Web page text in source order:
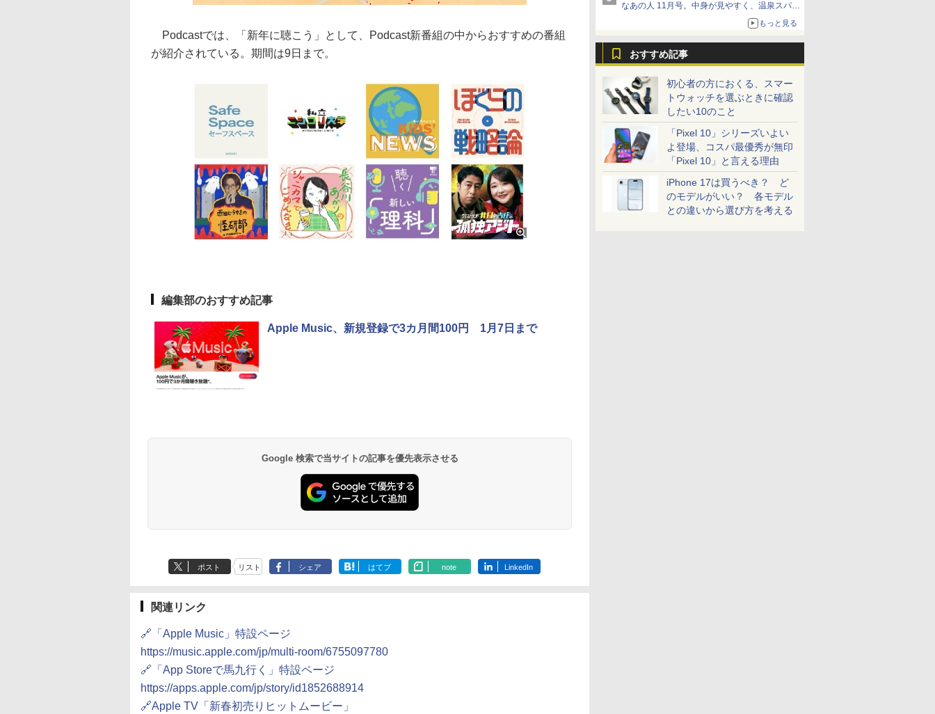
なあの人 11月号。中身が見やすく、温泉スパに
もっと見る
おすすめ記事
初心者の方におくる、スマー
トウォッチを選ぶときに確認
したい10のこと
「Pixel 10」シリーズいよい
よ登場、コスパ最優秀が無印
「Pixel 10」と言える理由
iPhone 17は買うべき？ ど
のモデルがいい？ 各モデル
との違いから選び方を考える
Podcastでは、「新年に聴こう」として、Podcast新番組の中からおすすめの番組
が紹介されている。期間は9日まで。
編集部のおすすめ記事
Apple Music、新規登録で3カ月間100円 1月7日まで
Google 検索で当サイトの記事を優先表示させる
ポスト リスト シェア はてブ note LinkedIn
関連リンク
🔗「Apple Music」特設ページ
https://music.apple.com/jp/multi-room/6755097780
🔗「App Storeで馬九行く」特設ページ
https://apps.apple.com/jp/story/id1852688914
🔗Apple TV「新春初売りヒットムービー」